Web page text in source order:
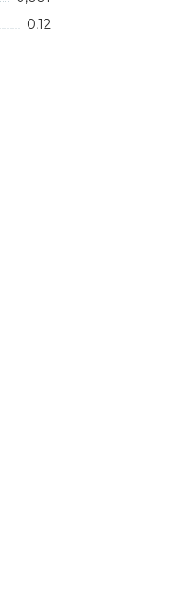
0,12